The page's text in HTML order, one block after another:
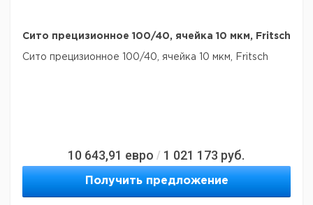
Сито прецизионное 100/40, ячейка 10 мкм, Fritsch
Сито прецизионное 100/40, ячейка 10 мкм, Fritsch
10 643,91 евро / 1 021 173 руб.
Получить предложение